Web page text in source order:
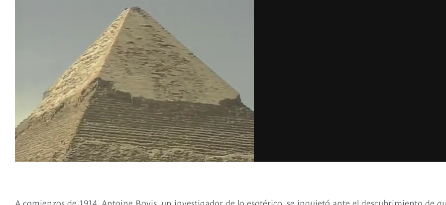
A comienzos de 1914, Antoine Bovis, un investigador de lo esotérico, se inquietó ante el descubrimiento de